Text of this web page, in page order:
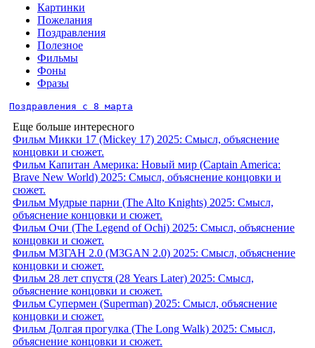
Картинки
Пожелания
Поздравления
Полезное
Фильмы
Фоны
Фразы
Поздравления с 8 марта
Еще больше интересного
Фильм Микки 17 (Mickey 17) 2025: Смысл, объяснение
концовки и сюжет.
Фильм Капитан Америка: Новый мир (Captain America:
Brave New World) 2025: Смысл, объяснение концовки и
сюжет.
Фильм Мудрые парни (The Alto Knights) 2025: Смысл,
объяснение концовки и сюжет.
Фильм Очи (The Legend of Ochi) 2025: Смысл, объяснение
концовки и сюжет.
Фильм М3ГАН 2.0 (M3GAN 2.0) 2025: Смысл, объяснение
концовки и сюжет.
Фильм 28 лет спустя (28 Years Later) 2025: Смысл,
объяснение концовки и сюжет.
Фильм Супермен (Superman) 2025: Смысл, объяснение
концовки и сюжет.
Фильм Долгая прогулка (The Long Walk) 2025: Смысл,
объяснение концовки и сюжет.